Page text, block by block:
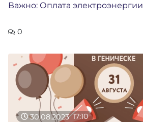
Важно: Оплата электроэнергии
0
30.08.2023 17:10